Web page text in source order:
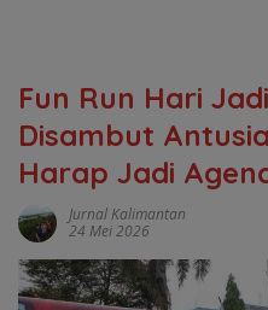
Fun Run Hari
Disambut
Harap Jadi
Jurnal Kalimantan
24 Mei 2026